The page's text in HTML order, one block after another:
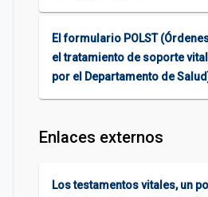
El formulario POLST
el tratamiento de soporte
por el Departamento de
Enlaces externos
Los testamentos vitales, un